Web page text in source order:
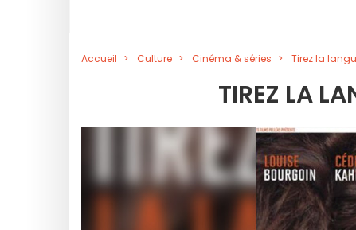
Accueil Culture Cinéma & séries Tirez la
TIREZ LA